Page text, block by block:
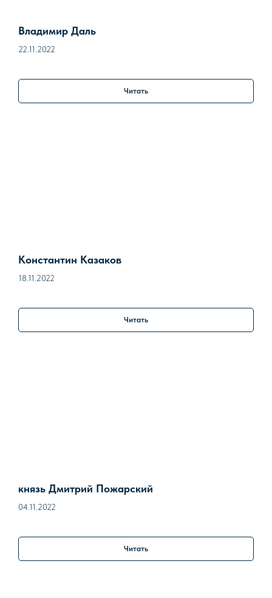
Владимир Даль
22.11.2022
Читать
Константин Казаков
18.11.2022
Читать
князь Дмитрий Пожарский
04.11.2022
Читать